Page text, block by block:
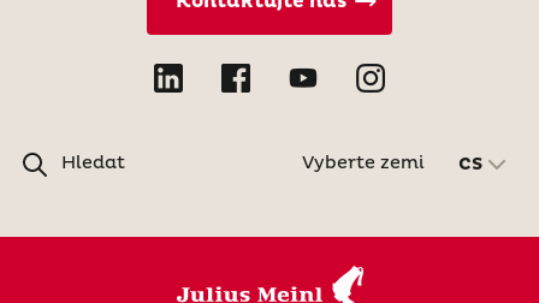
Hledat Vyberte zemi CS